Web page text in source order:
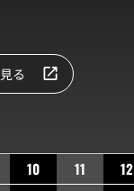
る
10 11 12